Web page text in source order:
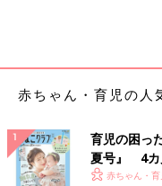
今の学校教育は、ある意
どもに同じ学び方を強要
がします。そのため、子
思いをしてる子がいます
に教育システムを根本か
藤校長）
赤ちゃん・育児の人
育児の困っ
夏号』 4カ
いっぱい！
赤ちゃん・育